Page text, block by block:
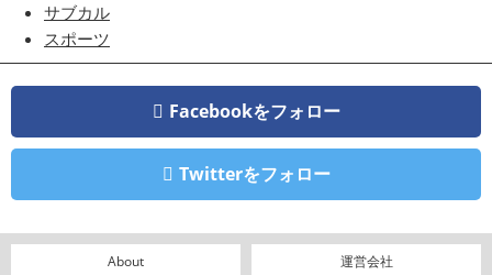
サブカル
スポーツ
Facebookをフォロー
Twitterをフォロー
About 運営会社